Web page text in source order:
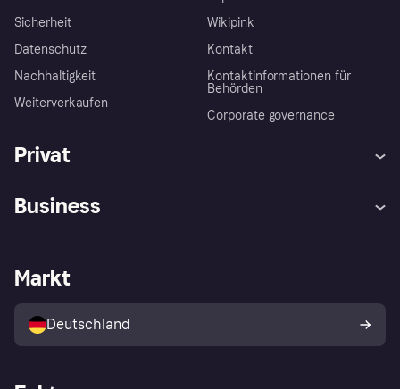
Sicherheit
Datenschutz
Nachhaltigkeit
Weiterverkaufen
Wikipink
Kontakt
Kontaktinformationen für
Behörden
Corporate governance
Privat
Klarna App
Shops entdecken
Käuferschutzrichtlinie
Dein Widerrufsrecht
Business
Händlerportal
Markt
Deutschland